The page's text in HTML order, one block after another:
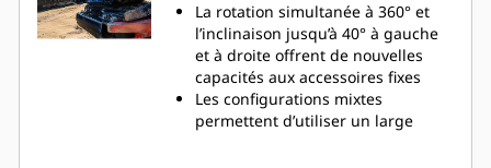
La rotation simultanée à 360° et
l’inclinaison jusqu’à 40° à gauche
et à droite offrent de nouvelles
capacités aux accessoires fixes
Les configurations mixtes
permettent d’utiliser un large